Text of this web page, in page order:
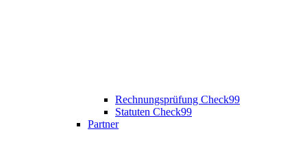
Rechnungsprüfung Check99
Statuten Check99
Partner